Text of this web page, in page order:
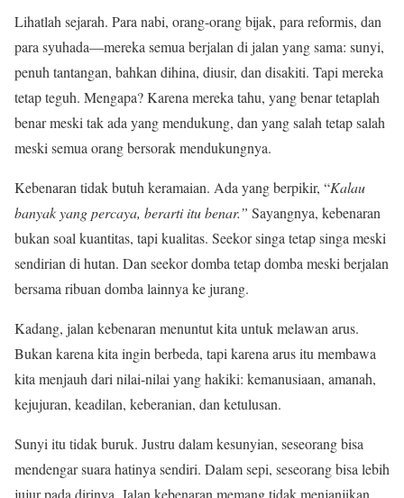
Lihatlah sejarah. Para nabi, orang-orang bijak, para reformis, dan
para syuhada—mereka semua berjalan di jalan yang sama: sunyi,
penuh tantangan, bahkan dihina, diusir, dan disakiti. Tapi mereka
tetap teguh. Mengapa? Karena mereka tahu, yang benar tetaplah
benar meski tak ada yang mendukung, dan yang salah tetap salah
meski semua orang bersorak mendukungnya.
Kebenaran tidak butuh keramaian. Ada yang berpikir, “Kalau
banyak yang percaya, berarti itu benar.” Sayangnya, kebenaran
bukan soal kuantitas, tapi kualitas. Seekor singa tetap singa meski
sendirian di hutan. Dan seekor domba tetap domba meski berjalan
bersama ribuan domba lainnya ke jurang.
Kadang, jalan kebenaran menuntut kita untuk melawan arus.
Bukan karena kita ingin berbeda, tapi karena arus itu membawa
kita menjauh dari nilai-nilai yang hakiki: kemanusiaan, amanah,
kejujuran, keadilan, keberanian, dan ketulusan.
Sunyi itu tidak buruk. Justru dalam kesunyian, seseorang bisa
mendengar suara hatinya sendiri. Dalam sepi, seseorang bisa lebih
jujur pada dirinya. Jalan kebenaran memang tidak menjanjikan